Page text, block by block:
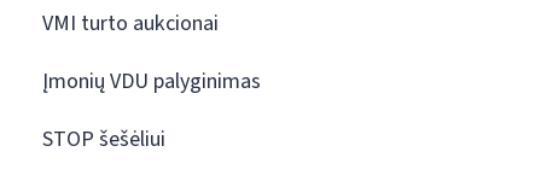
VMI turto aukcionai
Įmonių VDU palyginimas
STOP šešėliui